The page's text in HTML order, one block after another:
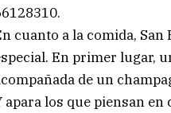
cuanto a la comida,
En primer lugar,
de un
apara los que piensan